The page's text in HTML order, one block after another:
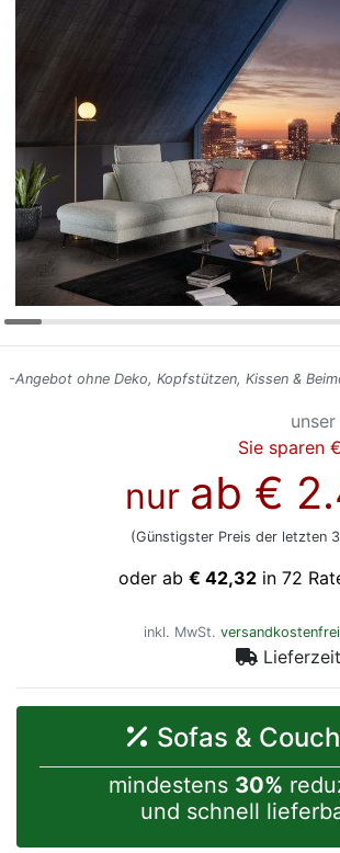
-Angebot ohne Deko, Kopfstützen, Kissen &
Sie sparen
nur ab €
(Günstigster Preis der letzten
oder ab € 42,32 in 72
inkl. MwSt.
Sofas &
mindestens 30%
und schnell
Konfigurator
Finanzierung
Markenwelt
Letz-
Deals